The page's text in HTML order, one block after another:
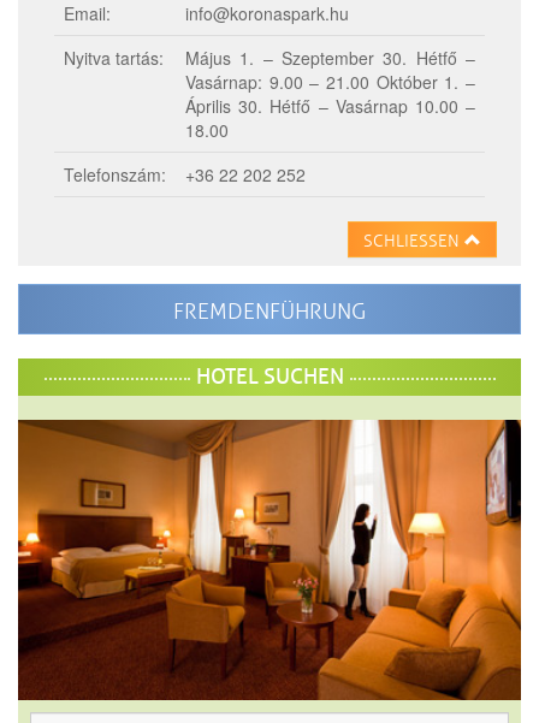
Email:
info@koronaspark.hu
Nyitva tartás:
Május 1. – Szeptember 30. Hétfő –
Vasárnap: 9.00 – 21.00 Október 1. –
Április 30. Hétfő – Vasárnap 10.00 –
18.00
Telefonszám:
+36 22 202 252
SCHLIESSEN
FREMDENFÜHRUNG
HOTEL SUCHEN